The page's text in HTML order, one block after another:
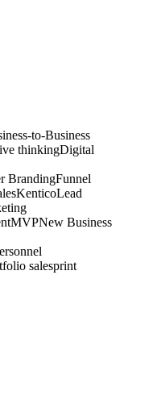
to-Business
thinkingDigital
BrandingFunnel
KenticoLead
MVPNew Business
salesprint